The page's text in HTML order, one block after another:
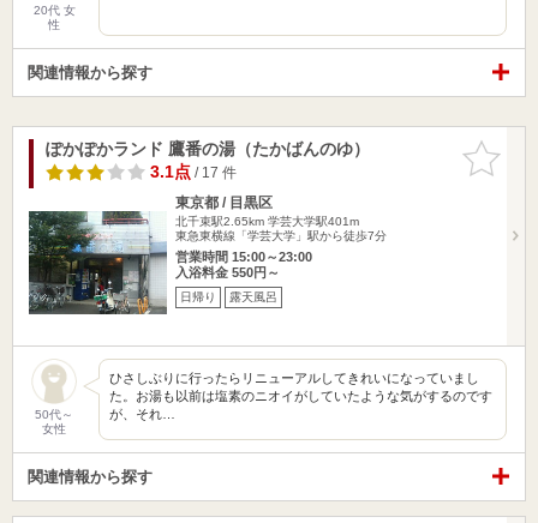
20代 女
性
関連情報から探す
お気に入
りに追加
ぽかぽかランド 鷹番の湯（たかばんのゆ）
3.1点/ 17 件
東京都 / 目黒区
北千束駅2.65km 学芸大学駅401m
東急東横線「学芸大学」駅から徒歩7分
営業時間 15:00～23:00
入浴料金 550円～
日帰り 露天風呂
50代～
女性
ひさしぶりに行ったらリニューアルしてきれいになっていまし
た。お湯も以前は塩素のニオイがしていたような気がするのです
が、それ…
関連情報から探す